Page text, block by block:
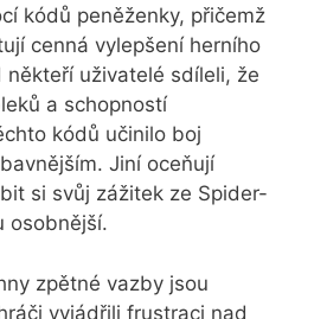
kódů peněženky, přičemž
cenná vylepšení herního
někteří uživatelé sdíleli, že
a schopností
kódů učinilo boj
Jiní oceňují
si svůj zážitek ze Spider-
osobnější.
zpětné vazby jsou
vyjádřili frustraci nad